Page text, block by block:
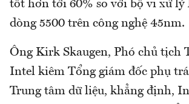
tốt hơn tới 60% so với bộ vi xử lý
dòng 5500 trên công nghệ 45nm.
Ông Kirk Skaugen, Phó chủ tịch
Intel kiêm Tổng giám đốc phụ
Trung tâm dữ liệu, khẳng định,